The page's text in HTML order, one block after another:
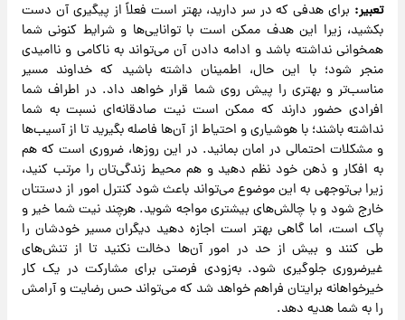
تعبیر: برای هدفی که در سر دارید، بهتر است فعلاً از پیگیری آن دست
بکشید، زیرا این هدف ممکن است با توانایی‌ها و شرایط کنونی شما
همخوانی نداشته باشد و ادامه دادن آن می‌تواند به ناکامی و ناامیدی
منجر شود؛ با این حال، اطمینان داشته باشید که خداوند مسیر
مناسب‌تر و بهتری را پیش روی شما قرار خواهد داد. در اطراف شما
افرادی حضور دارند که ممکن است نیت صادقانه‌ای نسبت به شما
نداشته باشند؛ با هوشیاری و احتیاط از آن‌ها فاصله بگیرید تا از آسیب‌ها
و مشکلات احتمالی در امان بمانید. در این روزها، ضروری است که هم
به افکار و ذهن خود نظم دهید و هم محیط زندگی‌تان را مرتب کنید،
زیرا بی‌توجهی به این موضوع می‌تواند باعث شود کنترل امور از دستتان
خارج شود و با چالش‌های بیشتری مواجه شوید. هرچند نیت شما خیر و
پاک است، اما گاهی بهتر است اجازه دهید دیگران مسیر خودشان را
طی کنند و بیش از حد در امور آن‌ها دخالت نکنید تا از تنش‌های
غیرضروری جلوگیری شود. به‌زودی فرصتی برای مشارکت در یک کار
خیرخواهانه برایتان فراهم خواهد شد که می‌تواند حس رضایت و آرامش
را به شما هدیه دهد.